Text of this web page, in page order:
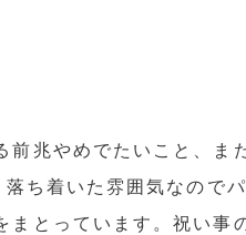
前兆やめでたいこと、
ち着いた雰囲気なので
まとっています。祝い事